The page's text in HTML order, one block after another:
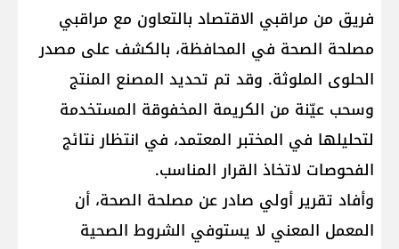
فريق من مراقبي الاقتصاد بالتعاون مع مراقبي
مصلحة الصحة في المحافظة، بالكشف على مصدر
الحلوى الملوثة. وقد تم تحديد المصنع المنتج
وسحب عيّنة من الكريمة المخفوقة المستخدمة
لتحليلها في المختبر المعتمد، في انتظار نتائج
الفحوصات لاتخاذ القرار المناسب.
وأفاد تقرير أولي صادر عن مصلحة الصحة، أن
المعمل المعني لا يستوفي الشروط الصحية